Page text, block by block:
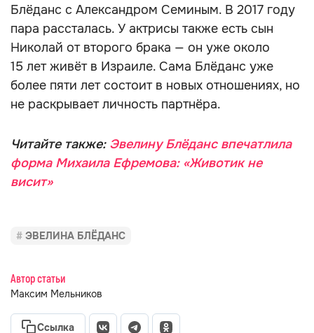
Блёданс с Александром Семиным. В 2017 году
пара рассталась. У актрисы также есть сын
Николай от второго брака — он уже около
15 лет живёт в Израиле. Сама Блёданс уже
более пяти лет состоит в новых отношениях, но
не раскрывает личность партнёра.
Читайте также: Эвелину Блёданс впечатлила
форма Михаила Ефремова: «Животик не
висит»
ЭВЕЛИНА БЛЁДАНС
Автор статьи
Максим Мельников
Ссылка